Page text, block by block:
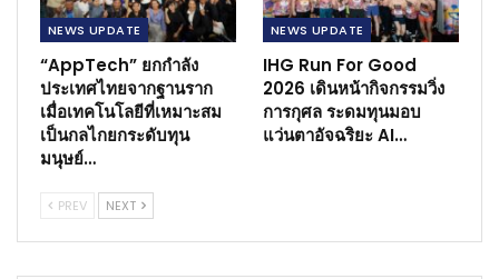
NEWS​ UPDATE
“AppTech” ยกกำลัง
ประเทศไทยจากฐานราก
เมื่อเทคโนโลยีที่เหมาะสม
เป็นกลไกยกระดับทุน
มนุษย์…
NEWS​ UPDATE
IHG Run For Good
2026 เดินหน้ากิจกรรมวิ่ง
การกุศล ระดมทุนมอบ
แว่นตาอัจฉริยะ AI…
PREV NEXT